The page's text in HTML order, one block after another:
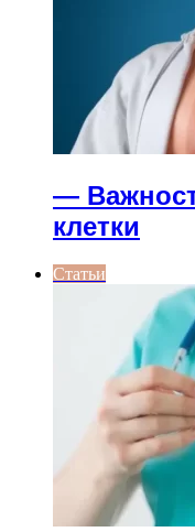
—
клетки
Статьи